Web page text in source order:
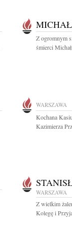
Z ogromnym
śmierci
WARSZAWA
Kochana
Kazimierza
WARSZAWA
Z wielkim
Kolegę i